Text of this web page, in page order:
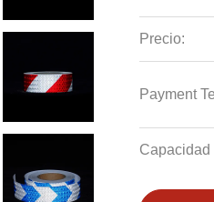
Precio:
Payment
Capacidad